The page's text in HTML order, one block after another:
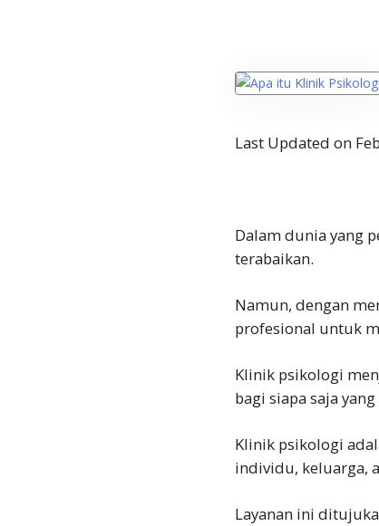
Last Updated on
Dalam dunia yang
terabaikan.
Namun, dengan
profesional untuk
Klinik psikologi
bagi siapa saja
Klinik psikologi
individu, keluarga,
Layanan ini